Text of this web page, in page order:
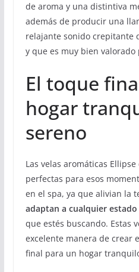
de aroma y una distintiva
además de producir una
relajante sonido crepitante
y que es muy bien valorado
El toque
hogar
sereno
Las velas aromáticas
perfectas para esos
en el spa, ya que alivian la
adaptan a cualquier
que estés buscando. Estas
excelente manera de crear
final para un hogar